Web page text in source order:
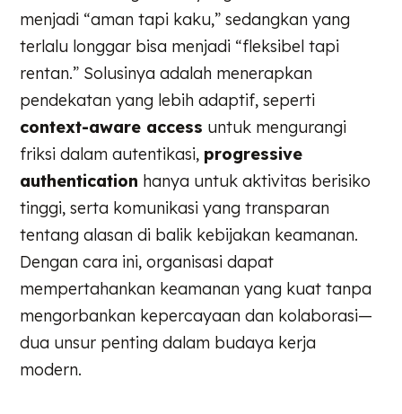
menjadi “aman tapi kaku,” sedangkan yang
terlalu longgar bisa menjadi “fleksibel tapi
rentan.” Solusinya adalah menerapkan
pendekatan yang lebih adaptif, seperti
context-aware access untuk mengurangi
friksi dalam autentikasi, progressive
authentication hanya untuk aktivitas berisiko
tinggi, serta komunikasi yang transparan
tentang alasan di balik kebijakan keamanan.
Dengan cara ini, organisasi dapat
mempertahankan keamanan yang kuat tanpa
mengorbankan kepercayaan dan kolaborasi—
dua unsur penting dalam budaya kerja
modern.